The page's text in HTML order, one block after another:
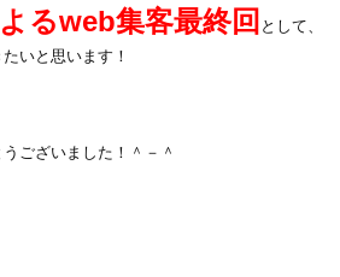
るweb集客最終回 として、
いと思います！
ございました！＾－＾